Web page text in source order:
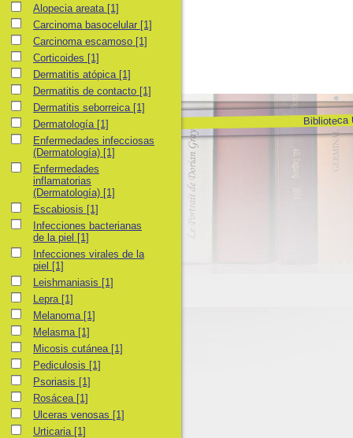
Biblioteca
Alopecia areata
Alopecia areata [1]
Carcinoma basocelular
Carcinoma basocelular [1]
Carcinoma escamoso
Carcinoma escamoso [1]
Corticoides
Corticoides [1]
Dermatitis atópica
Dermatitis atópica [1]
Dermatitis de contacto
Dermatitis de contacto [1]
Dermatitis seborreica
Dermatitis seborreica [1]
Dermatología
Dermatología [1]
Enfermedades infecciosas (Dermatología)
Enfermedades infecciosas
(Dermatología) [1]
Enfermedades inflamatorias (Dermatología)
Enfermedades
inflamatorias
(Dermatología) [1]
Escabiosis
Escabiosis [1]
Infecciones bacterianas de la piel
Infecciones bacterianas
de la piel [1]
Infecciones virales de la piel
Infecciones virales de la
piel [1]
Leishmaniasis
Leishmaniasis [1]
LepraLepra [1]
MelanomaMelanoma [1]
MelasmaMelasma [1]
Micosis cutánea
Micosis cutánea [1]
Pediculosis
Pediculosis [1]
PsoriasisPsoriasis [1]
RosáceaRosácea [1]
Ulceras venosas
Ulceras venosas [1]
UrticariaUrticaria [1]